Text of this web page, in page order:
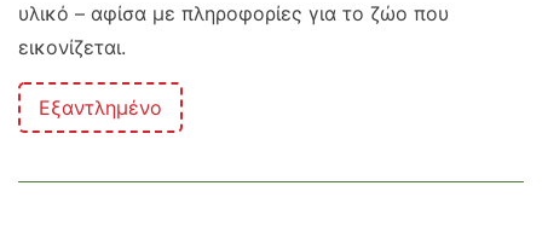
υλικό – αφίσα με πληροφορίες για το ζώο που
εικονίζεται.
Εξαντλημένο